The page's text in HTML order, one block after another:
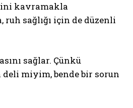
kavramakla
sağlığı için de düzenli
sağlar. Çünkü
deli miyim, bende bir sorun